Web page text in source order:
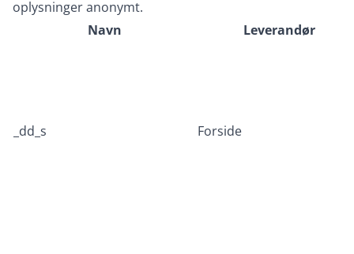
oplysninger anonymt.
Navn
Leverandør
_dd_s Forside